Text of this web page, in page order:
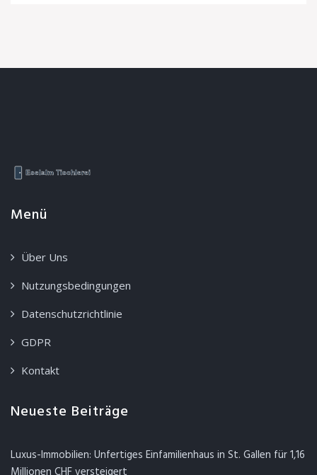
Menü
Über Uns
Nutzungsbedingungen
Datenschutzrichtlinie
GDPR
Kontakt
Neueste Beiträge
Luxus-Immobilien: Unfertiges Einfamilienhaus in St. Gallen für 1,16